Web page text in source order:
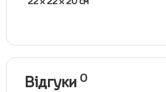
Відгуки 0